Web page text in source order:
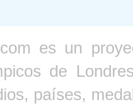
es un
de
países,